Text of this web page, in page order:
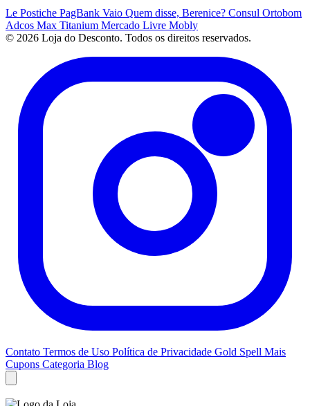
Le Postiche PagBank Vaio Quem disse, Berenice? Consul Ortobom
Adcos Max Titanium Mercado Livre Mobly
© 2026 Loja do Desconto. Todos os direitos reservados.
Contato Termos de Uso Política de Privacidade Gold Spell Mais
Cupons Categoria Blog